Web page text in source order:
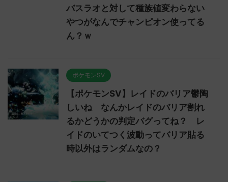
バスラオと対して種族値変わらない
やつがなんでチャンピオン使ってる
ん？ｗ
ポケモンSV
【ポケモンSV】レイドのバリア鬱陶
しいね なんかレイドのバリア割れ
るかどうかの判定バグってね？ レ
イドのいてつく波動ってバリア貼る
時以外はランダムなの？